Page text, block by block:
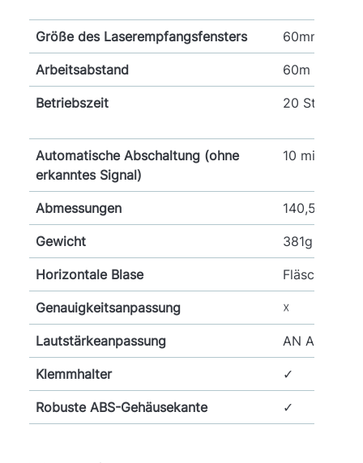
Größe des Laserempfangsfensters 60mm(B) x
Arbeitsabstand 60m
Betriebszeit 20 Stunden
Automatische Abschaltung (ohne
erkanntes Signal)
10 min
Abmessungen 140,5mm *
Gewicht 381g mit
Horizontale Blase Fläschchen
Genauigkeitsanpassung ☓
Lautstärkeanpassung AN AUS
Klemmhalter ✓
Robuste ABS-Gehäusekante ✓